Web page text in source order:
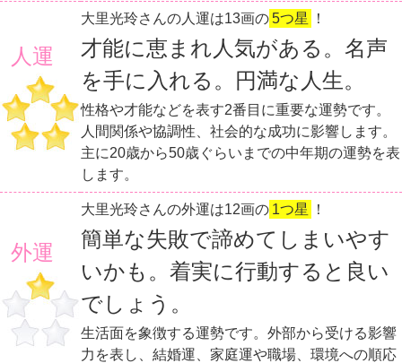
人運
大里光玲さんの人運は13画の5つ星 ！
才能に恵まれ人気がある。名声
を手に入れる。円満な人生。
性格や才能などを表す2番目に重要な運勢です。
人間関係や協調性、社会的な成功に影響します。
主に20歳から50歳ぐらいまでの中年期の運勢を表
します。
外運
大里光玲さんの外運は12画の 1つ星 ！
簡単な失敗で諦めてしまいやす
いかも。着実に行動すると良い
でしょう。
生活面を象徴する運勢です。外部から受ける影響
力を表し、結婚運、家庭運や職場、環境への順応